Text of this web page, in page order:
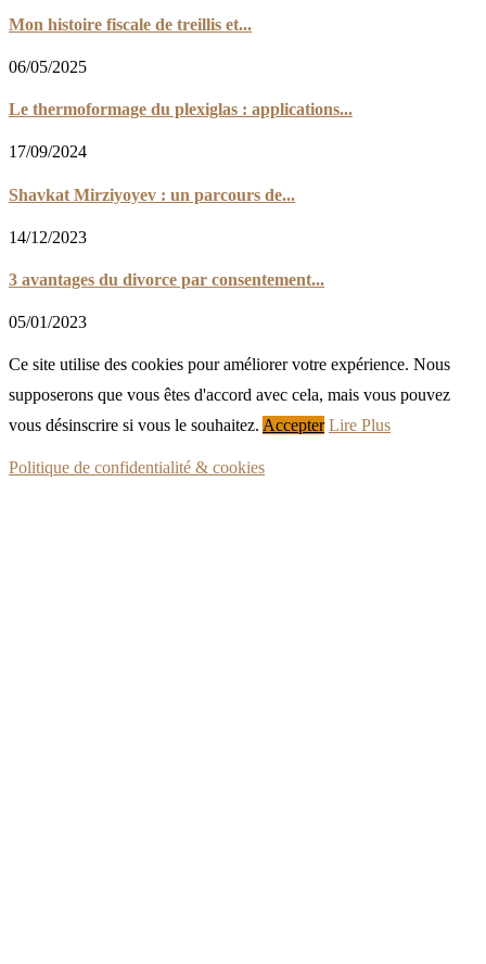
Mon histoire fiscale de treillis et...
06/05/2025
Le thermoformage du plexiglas : applications...
17/09/2024
Shavkat Mirziyoyev : un parcours de...
14/12/2023
3 avantages du divorce par consentement...
05/01/2023
Ce site utilise des cookies pour améliorer votre expérience. Nous
supposerons que vous êtes d'accord avec cela, mais vous pouvez
vous désinscrire si vous le souhaitez. Accepter Lire Plus
Politique de confidentialité & cookies